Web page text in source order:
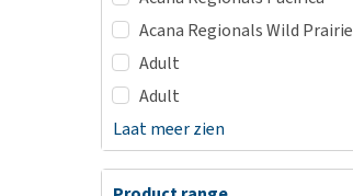
Acana Regionals Wild Prairie
Adult
Adult
Laat meer zien